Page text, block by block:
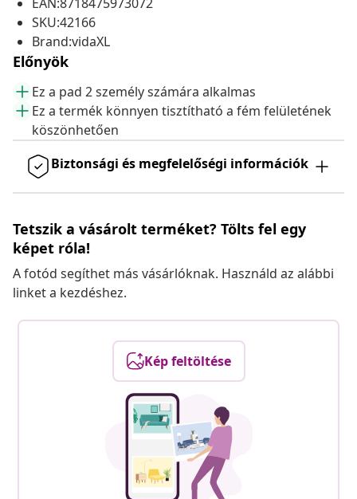
SKU:42166
Brand:vidaXL
Előnyök
Ez a pad 2 személy számára alkalmas
Ez a termék könnyen tisztítható a fém felületének
köszönhetően
Biztonsági és megfelelőségi információk
Tetszik a vásárolt terméket? Tölts fel egy
képet róla!
A fotód segíthet más vásárlóknak. Használd az alábbi
linket a kezdéshez.
Kép feltöltése